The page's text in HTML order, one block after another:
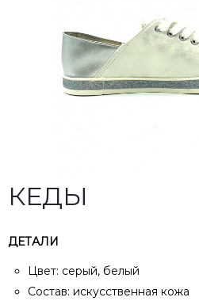
КЕДЫ
ДЕТАЛИ
Цвет: серый, белый
Состав: искусственная кожа